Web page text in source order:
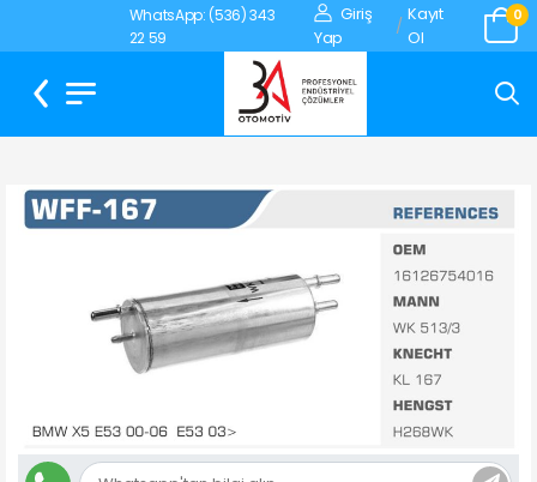
WhatsApp: (536) 343
22 59
Giriş
Yap
/
Kayıt
Ol
0